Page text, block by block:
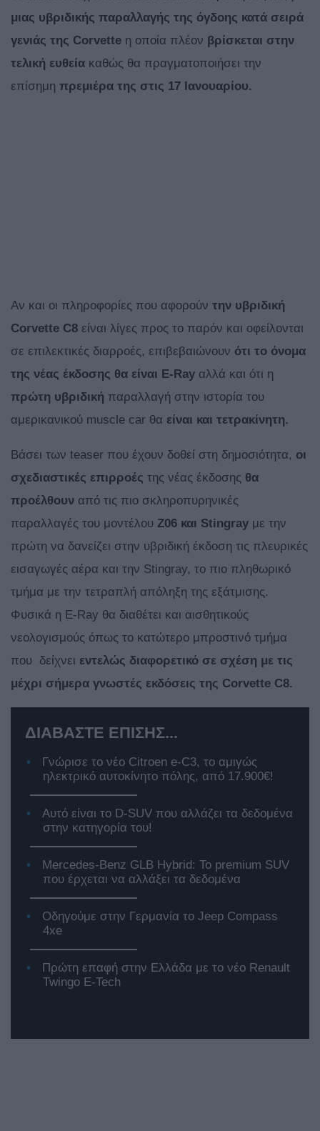
μιας υβριδικής παραλλαγής της όγδοης κατά σειρά
γενιάς της Corvette η οποία πλέον βρίσκεται στην
τελική ευθεία καθώς θα πραγματοποιήσει την
επίσημη πρεμιέρα της στις 17 Ιανουαρίου.
Αν και οι πληροφορίες που αφορούν την υβριδική
Corvette C8 είναι λίγες προς το παρόν και οφείλονται
σε επιλεκτικές διαρροές, επιβεβαιώνουν ότι το όνομα
της νέας έκδοσης θα είναι E- Ray αλλά και ότι η
πρώτη υβριδική παραλλαγή στην ιστορία του
αμερικανικού muscle car θα είναι και τετρακίνητη.
Βάσει των teaser που έχουν δοθεί στη δημοσιότητα, οι
σχεδιαστικές επιρροές της νέας έκδοσης θα
προέλθουν από τις πιο σκληροπυρηνικές
παραλλαγές του μοντέλου Z06 και Stingray με την
πρώτη να δανείζει στην υβριδική έκδοση τις πλευρικές
εισαγωγές αέρα και την Stingray, το πιο πληθωρικό
τμήμα με την τετραπλή απόληξη της εξάτμισης.
Φυσικά η E-Ray θα διαθέτει και αισθητικούς
νεολογισμούς όπως το κατώτερο μπροστινό τμήμα
που δείχνει εντελώς διαφορετικό σε σχέση με τις
μέχρι σήμερα γνωστές εκδόσεις της Corvette C8.
ΔΙΑΒΑΣΤΕ ΕΠΙΣΗΣ...
Γνώρισε το νέο Citroen e-C3, το αμιγώς
ηλεκτρικό αυτοκίνητο πόλης, από 17.900€!
Αυτό είναι το D-SUV που αλλάζει τα δεδομένα
στην κατηγορία του!
Mercedes-Benz GLB Hybrid: Το premium SUV
που έρχεται να αλλάξει τα δεδομένα
Οδηγούμε στην Γερμανία το Jeep Compass
4xe
Πρώτη επαφή στην Ελλάδα με το νέο Renault
Twingo E-Tech